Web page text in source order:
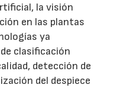
la visión
en las plantas
ya
clasificación
detección de
del despiece